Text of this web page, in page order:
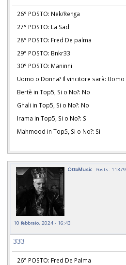
26° POSTO: Nek/Renga
27° POSTO: La Sad
28° POSTO: Fred De palma
29° POSTO: Bnkr33
30° POSTO: Maninni
Uomo o Donna? Il vincitore sarà: Uomo
Bertè in Top5, Si o No?: No
Ghali in Top5, Si o No?: No
Irama in Top5, Si o No?: Si
Mahmood in Top5, Si o No?: Si
OttoMusic Posts: 11379
10 febbraio, 2024 - 16:43
333
26° POSTO: Fred De Palma